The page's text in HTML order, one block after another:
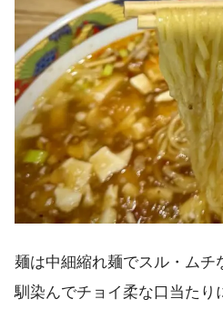
麺は中細縮れ麺でスル・ムチ
馴染んでチョイ柔な口当たり